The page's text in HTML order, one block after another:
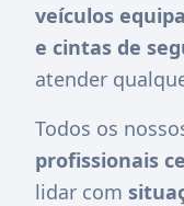
veículos
e cintas de
atender
Todos os
profissionais
lidar com